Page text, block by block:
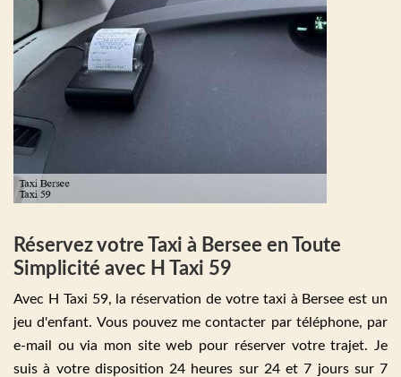
Réservez votre Taxi à Bersee en Toute
Simplicité avec H Taxi 59
Avec H Taxi 59, la réservation de votre taxi à Bersee est un
jeu d'enfant. Vous pouvez me contacter par téléphone, par
e-mail ou via mon site web pour réserver votre trajet. Je
suis à votre disposition 24 heures sur 24 et 7 jours sur 7